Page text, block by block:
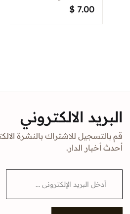
$ 7.00
البريد الالكتروني
قم بالتسجيل للاشتراك بالنشرة
أحدث أخبار الدار.
i